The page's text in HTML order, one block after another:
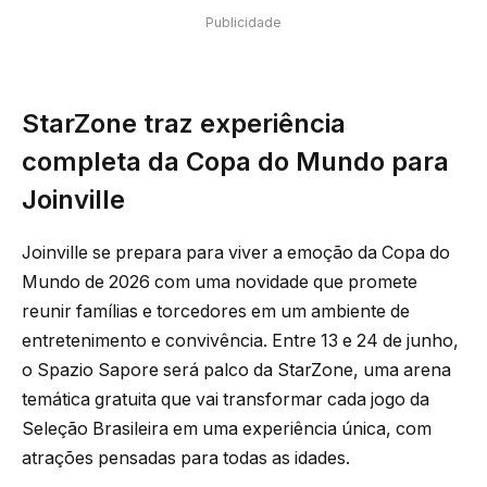
Publicidade
StarZone traz experiência
completa da Copa do Mundo para
Joinville
Joinville se prepara para viver a emoção da Copa do
Mundo de 2026 com uma novidade que promete
reunir famílias e torcedores em um ambiente de
entretenimento e convivência. Entre 13 e 24 de junho,
o Spazio Sapore será palco da StarZone, uma arena
temática gratuita que vai transformar cada jogo da
Seleção Brasileira em uma experiência única, com
atrações pensadas para todas as idades.